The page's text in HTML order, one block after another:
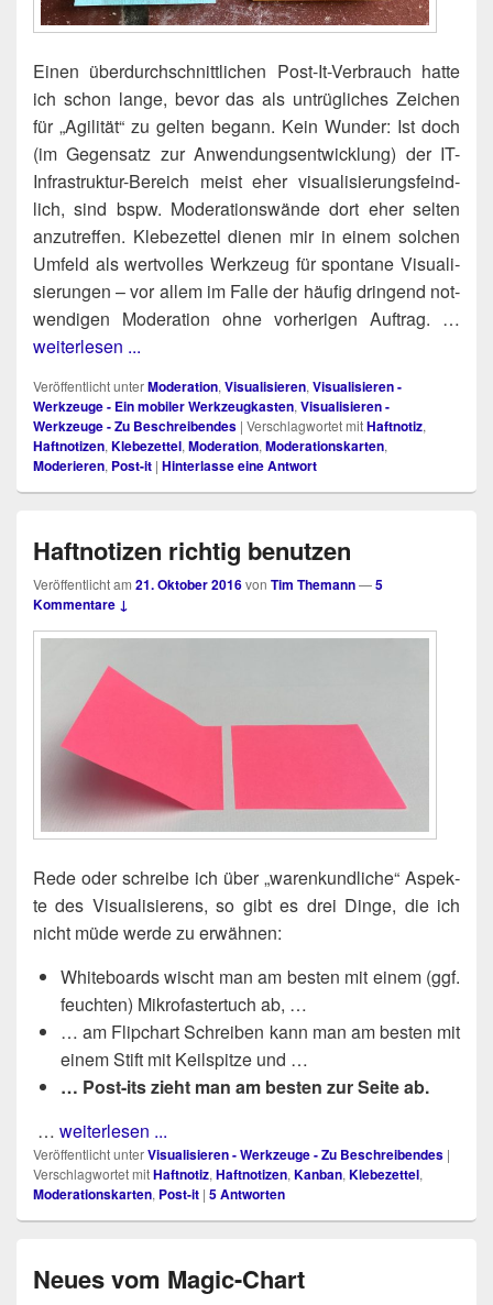
Einen über­durch­schnitt­li­chen Post-It-Ver­brauch hat­te
ich schon lan­ge, bevor das als untrüg­li­ches Zei­chen
für „Agi­li­tät“ zu gel­ten begann. Kein Wun­der: Ist doch
(im Gegen­satz zur Anwen­dungs­ent­wick­lung) der IT-
Infra­struk­tur-Bereich meist eher visua­li­sie­rungs­feind­
lich, sind bspw. Mode­ra­ti­ons­wän­de dort eher sel­ten
anzu­tref­fen. Kle­be­zet­tel die­nen mir in einem sol­chen
Umfeld als wert­vol­les Werk­zeug für spon­ta­ne Visua­li­
sie­run­gen – vor allem im Fal­le der häu­fig drin­gend not­
wen­di­gen Mode­ra­ti­on ohne vor­he­ri­gen Auftrag. …
weiterlesen ...
Veröffentlicht unterModeration,Visualisieren,Visualisieren -
Werkzeuge - Ein mobiler Werkzeugkasten,Visualisieren -
Werkzeuge - Zu Beschreibendes | Verschlagwortet mitHaftnotiz,
Haftnotizen,Klebezettel,Moderation,Moderationskarten,
Moderieren, Post-it | Hinterlasse eine Antwort
Haftnotizen richtig benutzen
Veröffentlicht am 21. Oktober 2016von Tim Themann—5
Kommentare ↓
Rede oder schrei­be ich über „waren­kund­li­che“ Aspek­
te des Visua­li­sie­rens, so gibt es drei Din­ge, die ich
nicht müde wer­de zu erwähnen:
White­boards wischt man am bes­ten mit einem (ggf.
feuch­ten) Mikro­fas­ter­tuch ab, …
… am Flip­chart Schrei­ben kann man am bes­ten mit
einem Stift mit Keil­spit­ze und …
… Post-itszieht man am bes­ten zur Sei­te ab.
… weiterlesen ...
Veröffentlicht unterVisualisieren - Werkzeuge - Zu Beschreibendes |
Verschlagwortet mitHaftnotiz, Haftnotizen, Kanban, Klebezettel,
Moderationskarten, Post-it | 5Antworten
Neues vom Magic-Chart